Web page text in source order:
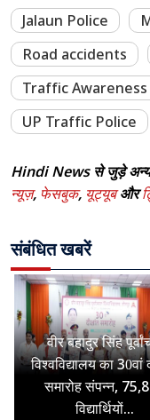
Jalaun Police
Road accidents
Traffic Awareness
UP Traffic Police
Hindi News से जुड़े अन्य
न्यूज़, फेसबुक, यूट्यूबऔर
संबंधित खबरें
वीर बहादुर सिंह
विश्वविद्यालय का 30वां
समारोह संपन्न,
विद्यार्थियों...